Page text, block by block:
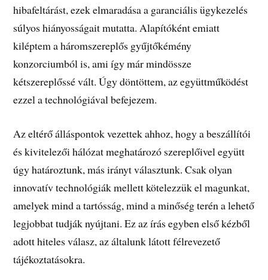
hibafeltárást, ezek elmaradása a garanciális ügykezelés
súlyos hiányosságait mutatta. Alapítóként emiatt
kiléptem a háromszereplős gyűjtőkémény
konzorciumból is, ami így már mindössze
kétszereplőssé vált. Úgy döntöttem, az együttműködést
ezzel a technológiával befejezem.
Az eltérő álláspontok vezettek ahhoz, hogy a beszállítói
és kivitelezői hálózat meghatározó szereplőivel együtt
úgy határoztunk, más irányt választunk. Csak olyan
innovatív technológiák mellett kötelezzük el magunkat,
amelyek mind a tartósság, mind a minőség terén a lehető
legjobbat tudják nyújtani. Ez az írás egyben első kézből
adott hiteles válasz, az általunk látott félrevezető
tájékoztatásokra.